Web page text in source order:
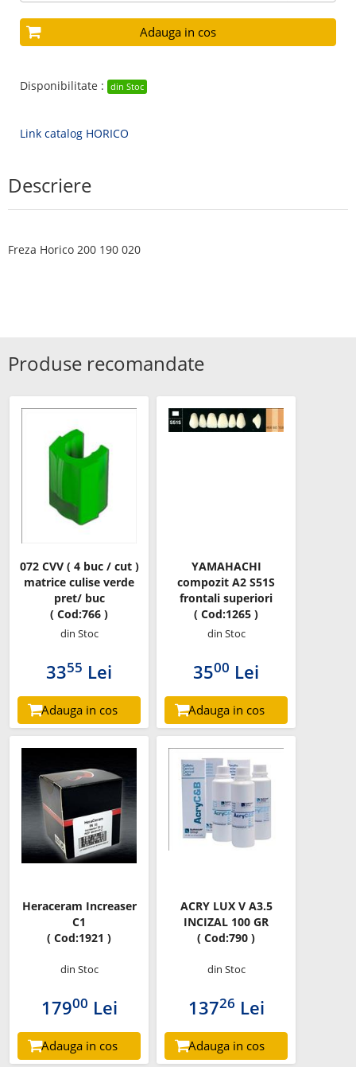
Adauga in cos
Disponibilitate : din Stoc
Link catalog HORICO
Descriere
Freza Horico 200 190 020
Produse recomandate
072 CVV ( 4 buc / cut )
matrice culise verde
pret/ buc
( Cod:766 )
din Stoc
3355 Lei
Adauga in cos
YAMAHACHI
compozit A2 S51S
frontali superiori
( Cod:1265 )
din Stoc
3500 Lei
Adauga in cos
Heraceram Increaser
C1
( Cod:1921 )
din Stoc
17900 Lei
Adauga in cos
ACRY LUX V A3.5
INCIZAL 100 GR
( Cod:790 )
din Stoc
13726 Lei
Adauga in cos